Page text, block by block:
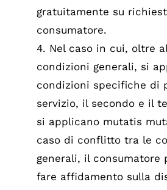
gratuitamente su
consumatore.
4. Nel caso in cui, oltre
condizioni generali, si
condizioni specifiche di
servizio, il secondo e il
si applicano mutatis
caso di conflitto tra le
generali, il consumatore
fare affidamento sulla